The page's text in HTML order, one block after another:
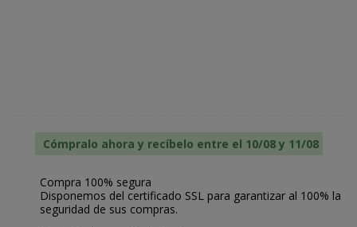
Cómpralo ahora y recíbelo entre el 10/08 y 11/08
Compra 100% segura
Disponemos del certificado SSL para garantizar al 100% la
seguridad de sus compras.